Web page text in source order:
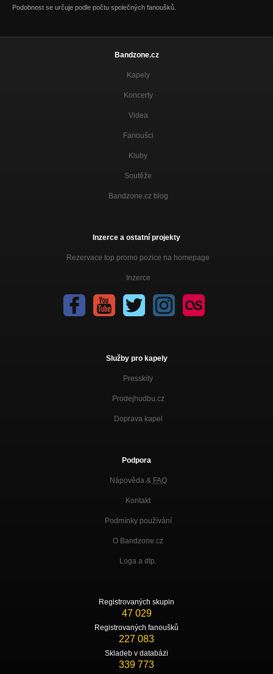
Podobnost se určuje podle počtu společných fanoušků.
Bandzone.cz
Kapely
Koncerty
Videa
Fanoušci
Kluby
Soutěže
Bandzone.cz blog
Inzerce a ostatní projekty
Rezervace top promo pozice na homepage
Inzerce
Služby pro kapely
Presskity
Prodejhudbu.cz
Doprava kapel
Podpora
Nápověda & FAQ
Kontakt
Podmínky používání
O Bandzone.cz
Loga a dtp.
Registrovaných skupin
47 029
Registrovaných fanoušků
227 083
Skladeb v databázi
339 773